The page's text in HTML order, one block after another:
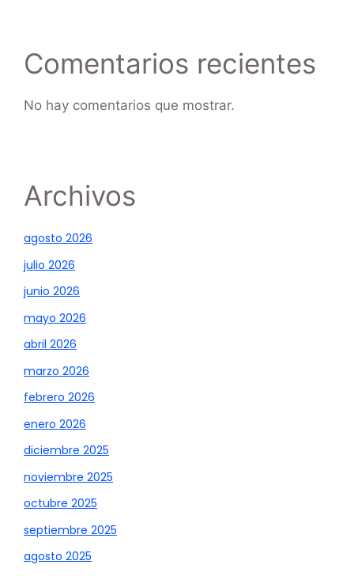
Comentarios recientes
No hay comentarios que mostrar.
Archivos
agosto 2026
julio 2026
junio 2026
mayo 2026
abril 2026
marzo 2026
febrero 2026
enero 2026
diciembre 2025
noviembre 2025
octubre 2025
septiembre 2025
agosto 2025